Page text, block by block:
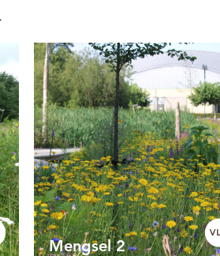
Mengsel 2